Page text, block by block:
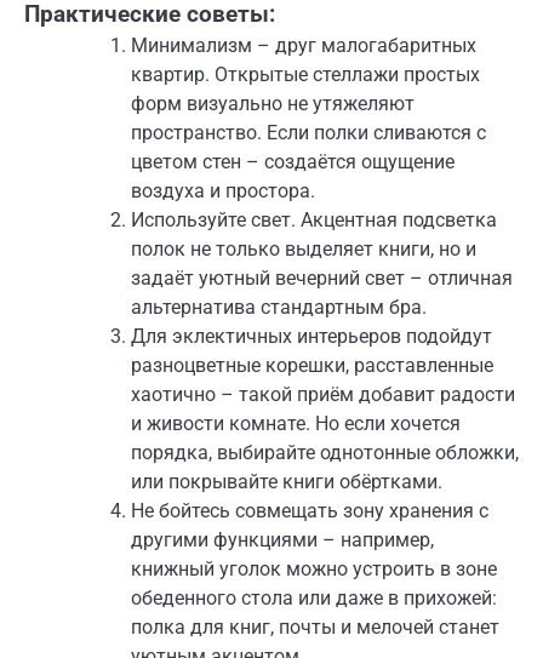
Практические советы:
Минимализм – друг малогабаритных
квартир. Открытые стеллажи простых
форм визуально не утяжеляют
пространство. Если полки сливаются с
цветом стен – создаётся ощущение
воздуха и простора.
Используйте свет. Акцентная подсветка
полок не только выделяет книги, но и
задаёт уютный вечерний свет – отличная
альтернатива стандартным бра.
Для эклектичных интерьеров подойдут
разноцветные корешки, расставленные
хаотично – такой приём добавит радости
и живости комнате. Но если хочется
порядка, выбирайте однотонные обложки,
или покрывайте книги обёртками.
Не бойтесь совмещать зону хранения с
другими функциями – например,
книжный уголок можно устроить в зоне
обеденного стола или даже в прихожей:
полка для книг, почты и мелочей станет